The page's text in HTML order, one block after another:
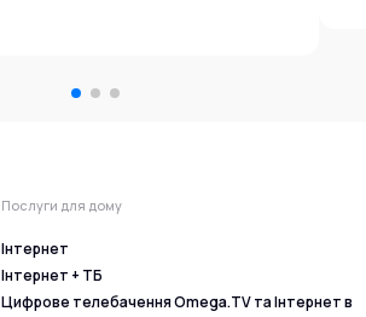
Послуги для дому
Інтернет
Інтернет + ТБ
Цифрове телебачення Omega.TV та Інтернет в